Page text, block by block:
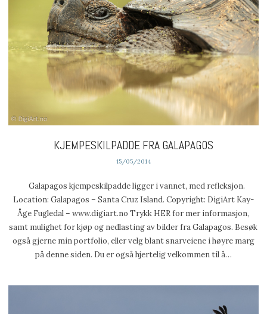
KJEMPESKILPADDE FRA GALAPAGOS
15/05/2014
Galapagos kjempeskilpadde ligger i vannet, med refleksjon.
Location: Galapagos – Santa Cruz Island. Copyright: DigiArt Kay-
Åge Fugledal – www.digiart.no Trykk HER for mer informasjon,
samt mulighet for kjøp og nedlasting av bilder fra Galapagos. Besøk
også gjerne min portfolio, eller velg blant snarveiene i høyre marg
på denne siden. Du er også hjertelig velkommen til å…